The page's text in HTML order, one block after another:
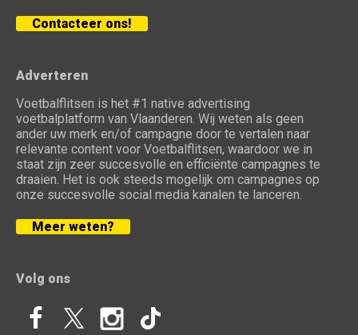
Contacteer ons!
Adverteren
Voetbalflitsen is het #1 native advertising
voetbalplatform van Vlaanderen. Wij weten als geen
ander uw merk en/of campagne door te vertalen naar
relevante content voor Voetbalflitsen, waardoor we in
staat zijn zeer succesvolle en efficiënte campagnes te
draaien. Het is ook steeds mogelijk om campagnes op
onze succesvolle social media kanalen te lanceren.
Meer weten?
Volg ons